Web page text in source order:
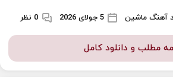
آهنگ ماشین 5 جولای 2026 0 نظر
مطلب و دانلود کامل